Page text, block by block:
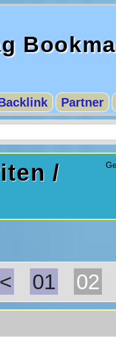
Partner
/
< 01 02